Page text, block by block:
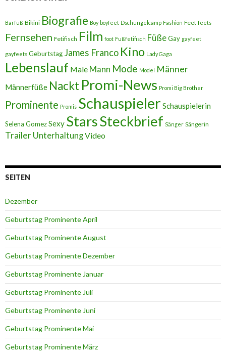
Barfuß Bikini Biografie Boy boyfeet Dschungelcamp Fashion Feet feets
Fernsehen Fetifisch Film foot Fußfetifisch FüßeGay gayfeet
gayfeets Geburtstag James Franco Kino Lady Gaga
Lebenslauf Male Mann Mode Model Männer
Männerfüße Nackt Promi-News Promi Big Brother
Prominente Promis Schauspieler Schauspielerin
Selena GomezSexy StarsSteckbrief Sänger Sängerin
Trailer UnterhaltungVideo
SEITEN
Dezember
Geburtstag Prominente April
Geburtstag Prominente August
Geburtstag Prominente Dezember
Geburtstag Prominente Januar
Geburtstag Prominente Juli
Geburtstag Prominente Juni
Geburtstag Prominente Mai
Geburtstag Prominente März